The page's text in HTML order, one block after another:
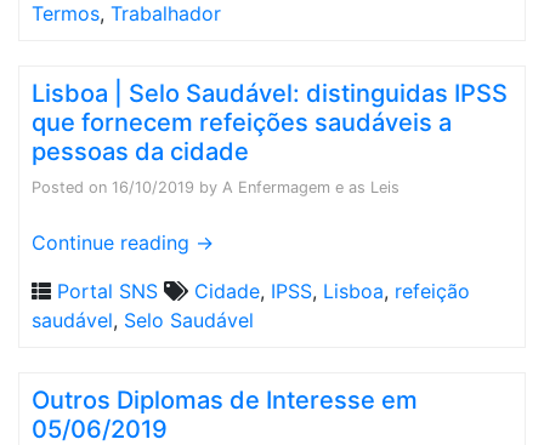
Termos, Trabalhador
Lisboa | Selo Saudável: distinguidas IPSS
que fornecem refeições saudáveis a
pessoas da cidade
Posted on 16/10/2019 by A Enfermagem e as Leis
Continue reading →
Portal SNS
Cidade, IPSS, Lisboa, refeição
saudável, Selo Saudável
Outros Diplomas de Interesse em
05/06/2019